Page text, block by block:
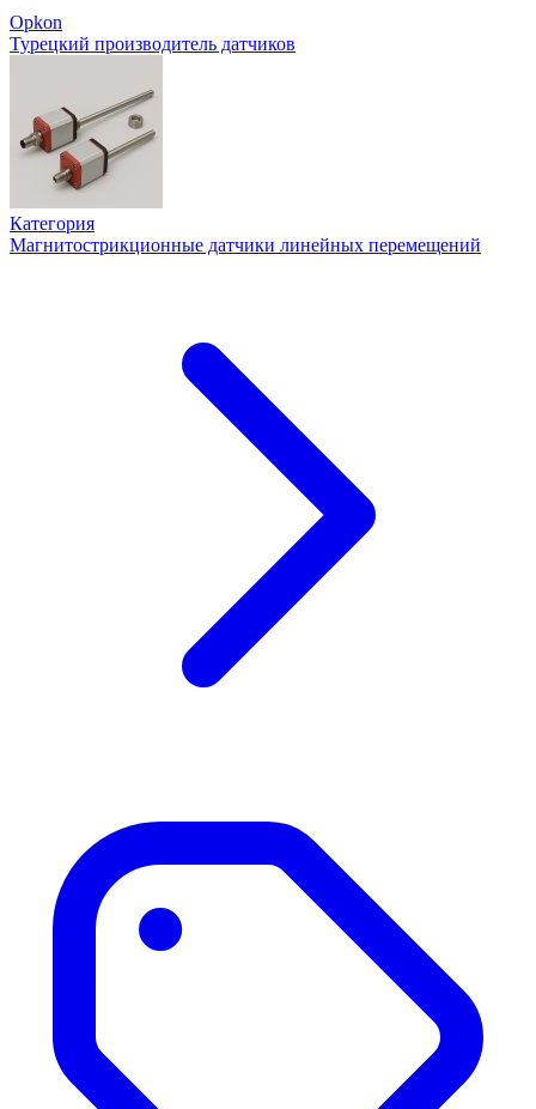
Opkon
Турецкий производитель датчиков
Категория
Магнитострикционные датчики линейных перемещений